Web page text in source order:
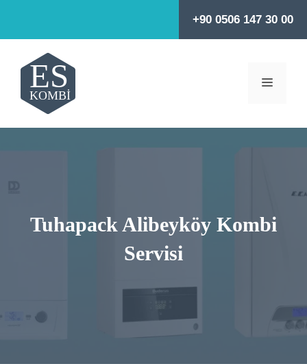
+90 0506 147 30 00
MENÜ
Tuhapack Alibeyköy Kombi
Servisi